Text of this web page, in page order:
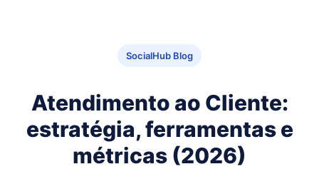
SocialHub Blog
Atendimento ao Cliente:
estratégia, ferramentas e
métricas (2026)